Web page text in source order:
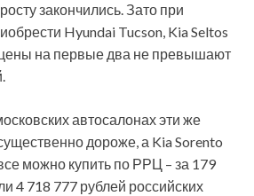
закончились. Зато при
Hyundai Tucson, Kia Seltos
цены на первые два не превышают
автосалонах эти же
дороже, а Kia Sorento
можно купить по РРЦ – за 179
4 718 777 рублей российских